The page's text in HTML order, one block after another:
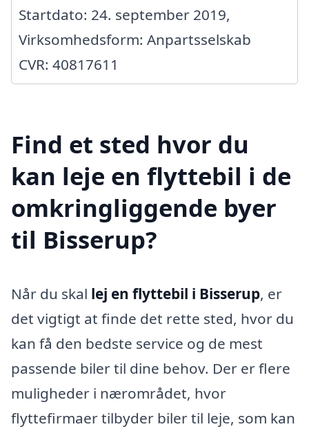
Startdato: 24. september 2019,
Virksomhedsform: Anpartsselskab
CVR: 40817611
Find et sted hvor du
kan leje en flyttebil i de
omkringliggende byer
til Bisserup?
Når du skal lej en flyttebil i Bisserup, er
det vigtigt at finde det rette sted, hvor du
kan få den bedste service og de mest
passende biler til dine behov. Der er flere
muligheder i nærområdet, hvor
flyttefirmaer tilbyder biler til leje, som kan